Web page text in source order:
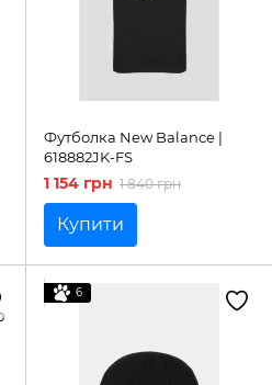
Футболка New Balance |
618882JK-FS
1 154 грн 1 840 грн
Купити
6